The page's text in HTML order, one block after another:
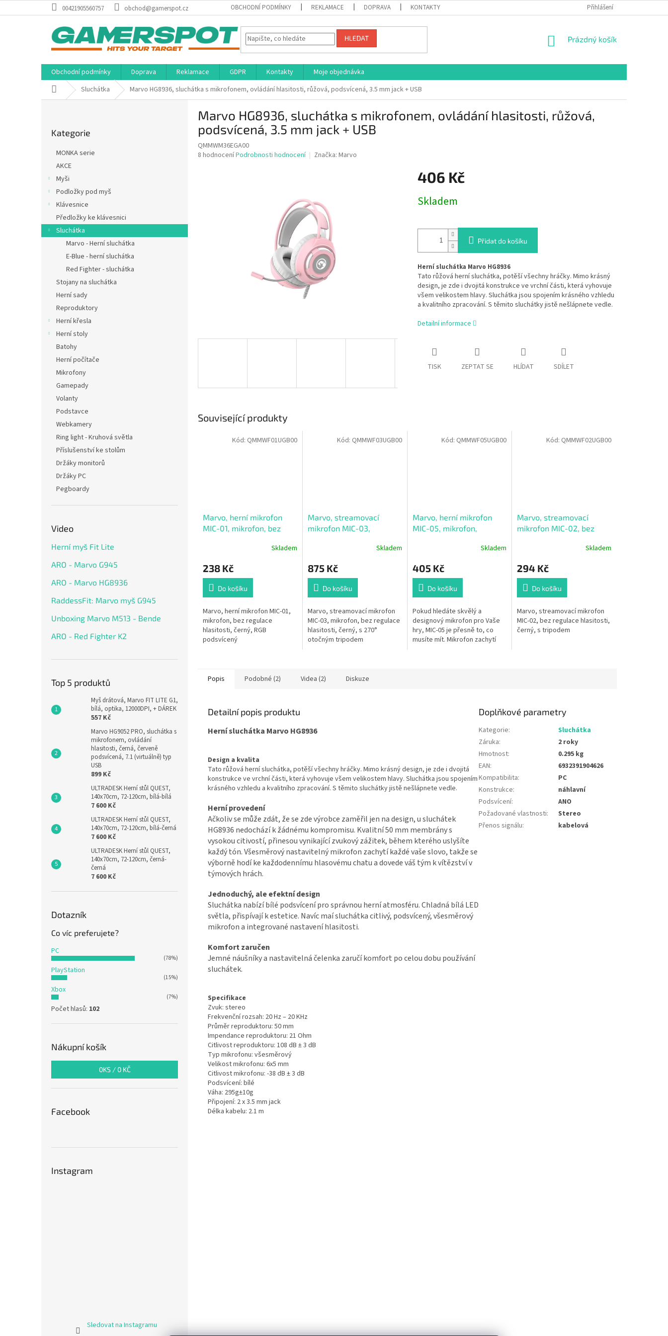
na
00421905560757 obchod@gamerspot.cz OBCHODNÍ PODMÍNKY REKLAMACE DOPRAVA KONTAKTY Přihlášení
HLEDAT
NÁKUPNÍ
Prázdný košík
Obchodní podmínky Doprava Reklamace GDPR Kontakty
Moje objednávka
Domů Sluchátka Marvo HG8936, sluchátka s mikrofonem, ovládání hlasitosti, růžová, podsvícená, 3.5 mm jack + USB
n
e
kategorie
Kategorie
MONKA serie
AKCE
Myši
Podložky pod myš
Klávesnice
Předložky ke klávesnici
Sluchátka
Marvo - Herní sluchátka
E-Blue - herní sluchátka
Red Fighter - sluchátka
Stojany na sluchátka
Herní sady
Reproduktory
Herní křesla
Herní stoly
Batohy
Herní počítače
Mikrofony
Gamepady
Volanty
Podstavce
Webkamery
Ring light - Kruhová světla
Příslušenství ke stolům
Držáky monitorů
Držáky PC
Pegboardy
Video
Herní myš Fit Lite
ARO - Marvo G945
ARO - Marvo HG8936
RaddessFit: Marvo myš G945
Unboxing Marvo M513 - Bende
ARO - Red Fighter K2
Top 5 produktů
Myš drátová, Marvo FIT LITE G1,
bílá, optika, 12000DPI, + DÁREK
557 Kč
Marvo HG9052 PRO, sluchátka s
mikrofonem, ovládání
hlasitosti, černá, červeně
podsvícená, 7.1 (virtuálně) typ
USB
899 Kč
ULTRADESK Herní stůl QUEST,
140x70cm, 72-120cm, bílá-bílá
7 600 Kč
ULTRADESK Herní stůl QUEST,
140x70cm, 72-120cm, bílá-černá
7 600 Kč
ULTRADESK Herní stůl QUEST,
140x70cm, 72-120cm, černá-
černá
7 600 Kč
Dotazník
Co víc preferujete?
PC
(78%)
PlayStation
(15%)
Xbox
(7%)
Počet hlasů: 102
Nákupní košík
0KS / 0 KČ
Facebook
Instagram
Sledovat na Instagramu
Marvo HG8936, sluchátka s mikrofonem, ovládání hlasitosti, růžová,
podsvícená, 3.5 mm jack + USB
QMMWM36EGA00
Průměrné
8 hodnoceníPodrobnosti hodnocení Značka: Marvo
406 Kč
cena:
Skladem
Přidat do košíku
Herní sluchátka Marvo HG8936
Tato růžová herní sluchátka, potěší všechny hráčky. Mimo krásný
design, je zde i dvojitá konstrukce ve vrchní části, která vyhovuje
všem velikostem hlavy. Sluchátka jsou spojením krásného vzhledu
a kvalitního zpracování. S těmito sluchátky jistě nešlápnete vedle.
Detailní informace
TISK ZEPTAT SE HLÍDAT SDÍLET
Související produkty
Marvo, herní mikrofon
MIC-01, mikrofon, bez
Skladem
238 Kč
Do košíku
Marvo, herní mikrofon MIC-01,
mikrofon, bez regulace
hlasitosti, černý, RGB
podsvícený
Kód: QMMWF01UGB00
Marvo, streamovací
mikrofon MIC-03,
hlasitosti, černý, s 270°
produktu
je
4,3
z
hvězdiček.
Skladem
875 Kč
Do košíku
Marvo, streamovací mikrofon
MIC-03, mikrofon, bez regulace
hlasitosti, černý, s 270°
otočným tripodem
Kód: QMMWF03UGB00
Marvo, herní mikrofon
MIC-05, mikrofon,
černý, RGB podsvícený,Skladem
405 Kč
Do košíku
Pokud hledáte skvělý a
designový mikrofon pro Vaše
hry, MIC-05 je přesně to, co
musíte mít. Mikrofon zachytí
Kód: QMMWF05UGB00
Marvo, streamovací
mikrofon MIC-02, bez
produktu
je
3,5
z
hvězdiček.
Skladem
294 Kč
Do košíku
Marvo, streamovací mikrofon
MIC-02, bez regulace hlasitosti,
černý, s tripodem
Kód: QMMWF02UGB00
Popis Podobné (2) Videa (2) Diskuze
Detailní popis produktu
Herní sluchátka Marvo HG8936
Design a kvalita
Tato růžová herní sluchátka, potěší všechny hráčky. Mimo krásný design, je zde i dvojitá
konstrukce ve vrchní části, která vyhovuje všem velikostem hlavy. Sluchátka jsou spojením
krásného vzhledu a kvalitního zpracování. S těmito sluchátky jistě nešlápnete vedle.
Herní provedení
Ačkoliv se může zdát, že se zde výrobce zaměřil jen na design, u sluchátek
HG8936 nedochází k žádnému kompromisu. Kvalitní 50 mm membrány s
vysokou citivostí, přinesou vynikající zvukový zážitek, během kterého uslyšíte
každý tón. Všesměrový nastavitelný mikrofon zachytí každé vaše slovo, takže se
výborně hodí ke každodennímu hlasovému chatu a dovede váš tým k vítězství v
týmových hrách.
Jednoduchý, ale efektní design
Sluchátka nabízí bílé podsvícení pro správnou herní atmosféru. Chladná bílá LED
světla, přispívají k estetice. Navíc maí sluchátka citlivý, podsvícený, všesměrový
mikrofon a integrované nastavení hlasitosti.
Komfort zaručen
Jemné náušníky a nastavitelná čelenka zaručí komfort po celou dobu používání
sluchátek.
Specifikace
Zvuk: stereo
Frekvenční rozsah: 20 Hz – 20 KHz
Průměr reproduktoru: 50 mm
Impendance reproduktoru: 21 Ohm
Citlivost reproduktoru: 108 dB ± 3 dB
Typ mikrofonu: všesměrový
Velikost mikrofonu: 6x5 mm
Citlivost mikrofonu: -38 dB ± 3 dB
Podsvícení: bílé
Váha: 295g±10g
Připojení: 2 x 3.5 mm jack
Délka kabelu: 2.1 m
Doplňkové parametry
Kategorie:
Sluchátka
Záruka:
2 roky
Hmotnost:
0.295 kg
EAN:
6932391904626
Kompatibilita:
PC
Konstrukce:
náhlavní
Podsvícení:
ANO
Požadované vlastnosti:
Stereo
Přenos signálu: kabelová